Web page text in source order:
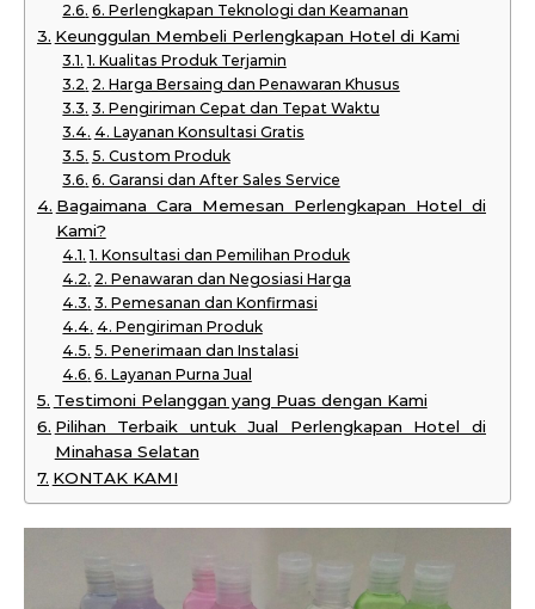
6. Perlengkapan Teknologi dan Keamanan
Keunggulan Membeli Perlengkapan Hotel di Kami
1. Kualitas Produk Terjamin
2. Harga Bersaing dan Penawaran Khusus
3. Pengiriman Cepat dan Tepat Waktu
4. Layanan Konsultasi Gratis
5. Custom Produk
6. Garansi dan After Sales Service
Bagaimana Cara Memesan Perlengkapan Hotel di
Kami?
1. Konsultasi dan Pemilihan Produk
2. Penawaran dan Negosiasi Harga
3. Pemesanan dan Konfirmasi
4. Pengiriman Produk
5. Penerimaan dan Instalasi
6. Layanan Purna Jual
Testimoni Pelanggan yang Puas dengan Kami
Pilihan Terbaik untuk Jual Perlengkapan Hotel di
Minahasa Selatan
KONTAK KAMI